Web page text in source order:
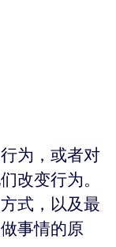
为，或者对
改变行为。
式，以及最
事情的原